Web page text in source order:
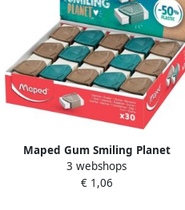
Maped Gum Smiling Planet
display Ã 30 stuks
3 webshops
€ 1,06